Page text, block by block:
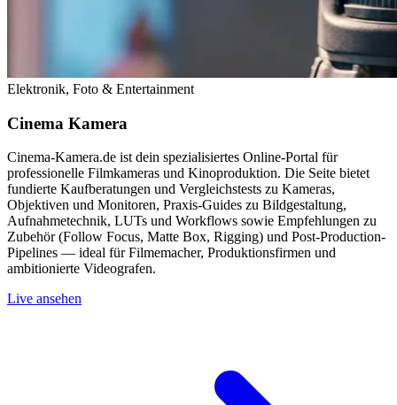
Elektronik, Foto & Entertainment
Cinema Kamera
Cinema-Kamera.de ist dein spezialisiertes Online-Portal für
professionelle Filmkameras und Kinoproduktion. Die Seite bietet
fundierte Kaufberatungen und Vergleichstests zu Kameras,
Objektiven und Monitoren, Praxis-Guides zu Bildgestaltung,
Aufnahmetechnik, LUTs und Workflows sowie Empfehlungen zu
Zubehör (Follow Focus, Matte Box, Rigging) und Post-Production-
Pipelines — ideal für Filmemacher, Produktionsfirmen und
ambitionierte Videografen.
Live ansehen